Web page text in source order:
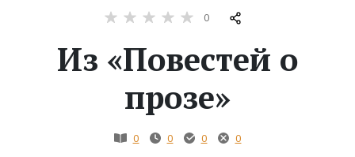
0
Из «Повестей о
прозе»
0 0 0 0